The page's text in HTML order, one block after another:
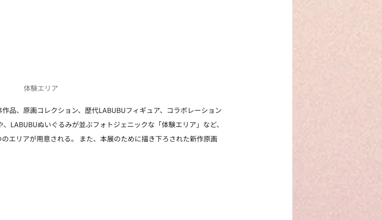
体験エリア
品、原画コレクション、歴代LABUBUフィギュア、コラボレーション
LABUBUぬいぐるみが並ぶフォトジェニックな「体験エリア」など、
のエリアが用意される。 また、本展のために描き下ろされた新作原画